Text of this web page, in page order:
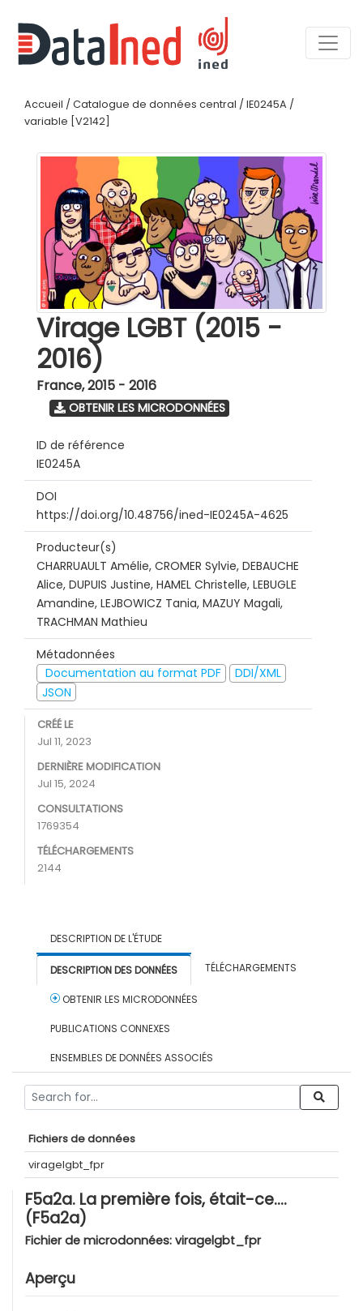
Accueil / Catalogue de données central / IE0245A /
variable [V2142]
Virage LGBT (2015 -
2016)
France,2015 - 2016
OBTENIR LES MICRODONNÉES
ID de référence
IE0245A
DOI
https://doi.org/10.48756/ined-IE0245A-4625
Producteur(s)
CHARRUAULT Amélie, CROMER Sylvie, DEBAUCHE
Alice, DUPUIS Justine, HAMEL Christelle, LEBUGLE
Amandine, LEJBOWICZ Tania, MAZUY Magali,
TRACHMAN Mathieu
Métadonnées
Documentation au format PDF
DDI/XML
JSON
CRÉÉ LE
Jul 11, 2023
DERNIÈRE MODIFICATION
Jul 15, 2024
CONSULTATIONS
1769354
TÉLÉCHARGEMENTS
2144
DESCRIPTION DE L'ÉTUDE
DESCRIPTION DES DONNÉES TÉLÉCHARGEMENTS
OBTENIR LES MICRODONNÉES
PUBLICATIONS CONNEXES
ENSEMBLES DE DONNÉES ASSOCIÉS
Fichiers de données
viragelgbt_fpr
F5a2a. La première fois, était-ce....
(F5a2a)
Fichier de microdonnées: viragelgbt_fpr
Aperçu